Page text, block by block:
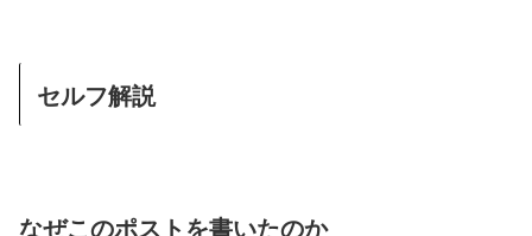
セルフ解説
なぜこのポストを書いたのか